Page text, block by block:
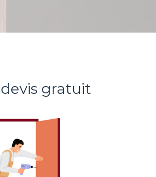
gratuit